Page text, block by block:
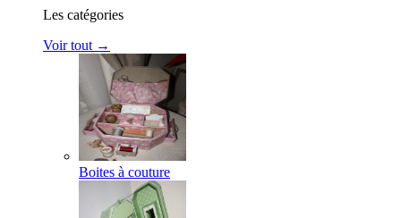
Les catégories
Voir tout →
Boites à couture